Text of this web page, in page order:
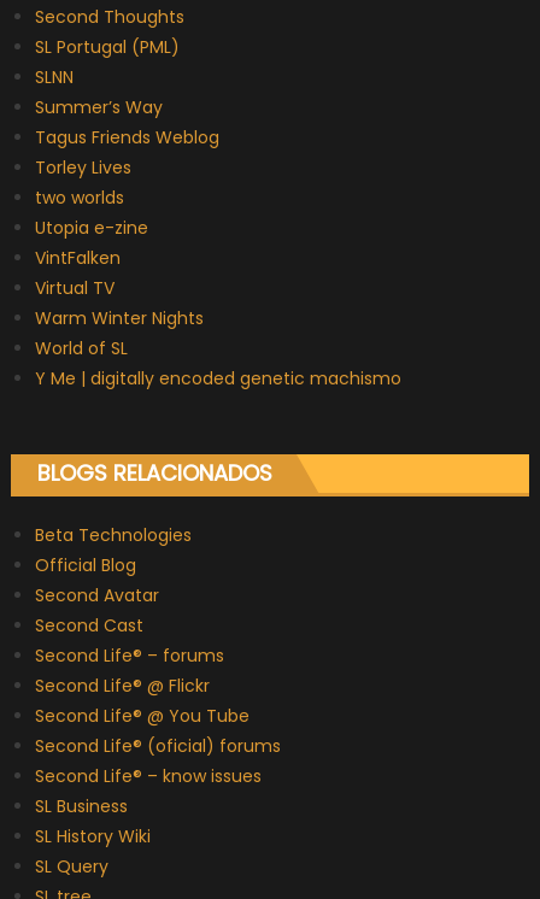
Second Thoughts
SL Portugal (PML)
SLNN
Summer’s Way
Tagus Friends Weblog
Torley Lives
two worlds
Utopia e-zine
VintFalken
Virtual TV
Warm Winter Nights
World of SL
Y Me | digitally encoded genetic machismo
BLOGS RELACIONADOS
Beta Technologies
Official Blog
Second Avatar
Second Cast
Second Life® – forums
Second Life® @ Flickr
Second Life® @ You Tube
Second Life® (oficial) forums
Second Life® – know issues
SL Business
SL History Wiki
SL Query